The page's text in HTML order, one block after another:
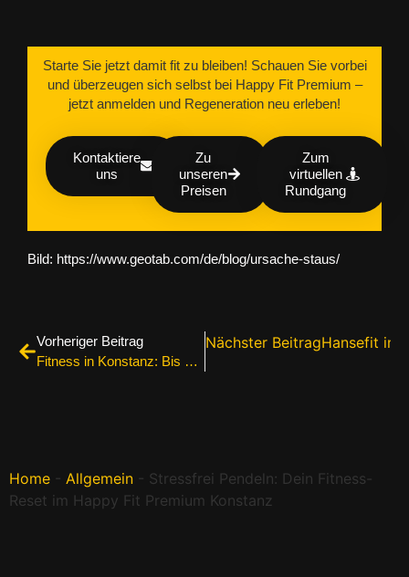
Starte Sie jetzt damit fit zu bleiben! Schauen Sie vorbei
und überzeugen sich selbst bei Happy Fit Premium –
jetzt anmelden und Regeneration neu erleben!
Kontaktiere
uns
Zu
unseren
Preisen
Zum
virtuellen
Rundgang
Bild: https://www.geotab.com/de/blog/ursache-staus/
Vorheriger Beitrag
Fitness in Konstanz: Bis zu CHF 1300.– von der Krankenkasse zurück dank Qualicert-Zertifizierung
Nächster BeitragHansefit in
Home - Allgemein - Stressfrei Pendeln: Dein Fitness-
Reset im Happy Fit Premium Konstanz